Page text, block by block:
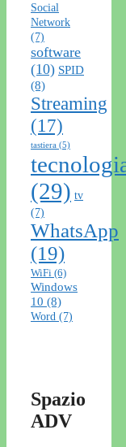
Social
Network
(7)
software
(10) SPID
(8)
Streaming
(17)
tastiera (5)
(29) tv
(7)
WhatsApp
(19)
WiFi (6)
Windows
10 (8)
Word (7)
Spazio
ADV